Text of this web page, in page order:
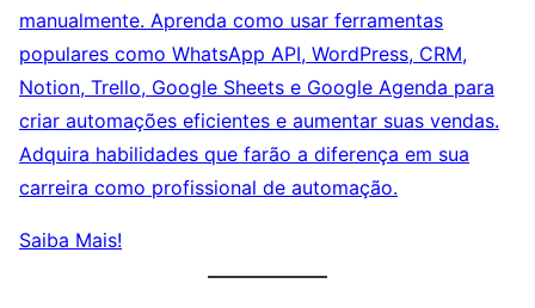
manualmente. Aprenda como usar ferramentas
populares como WhatsApp API, WordPress, CRM,
Notion, Trello, Google Sheets e Google Agenda para
criar automações eficientes e aumentar suas vendas.
Adquira habilidades que farão a diferença em sua
carreira como profissional de automação.
Saiba Mais!